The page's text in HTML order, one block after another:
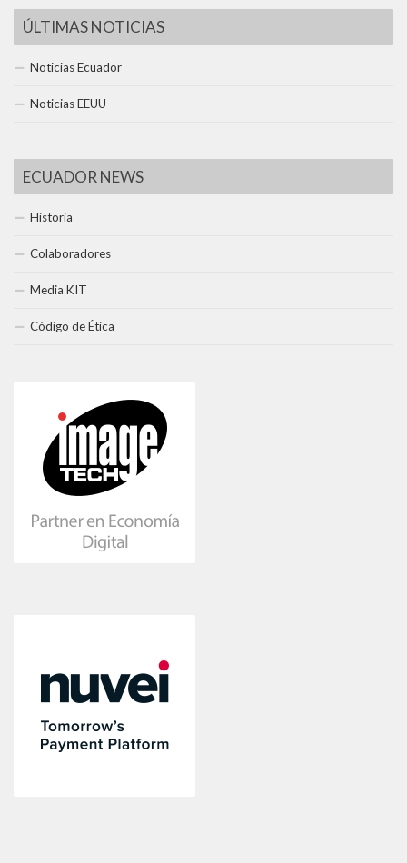
ÚLTIMAS NOTICIAS
Noticias Ecuador
Noticias EEUU
ECUADOR NEWS
Historia
Colaboradores
Media KIT
Código de Ética